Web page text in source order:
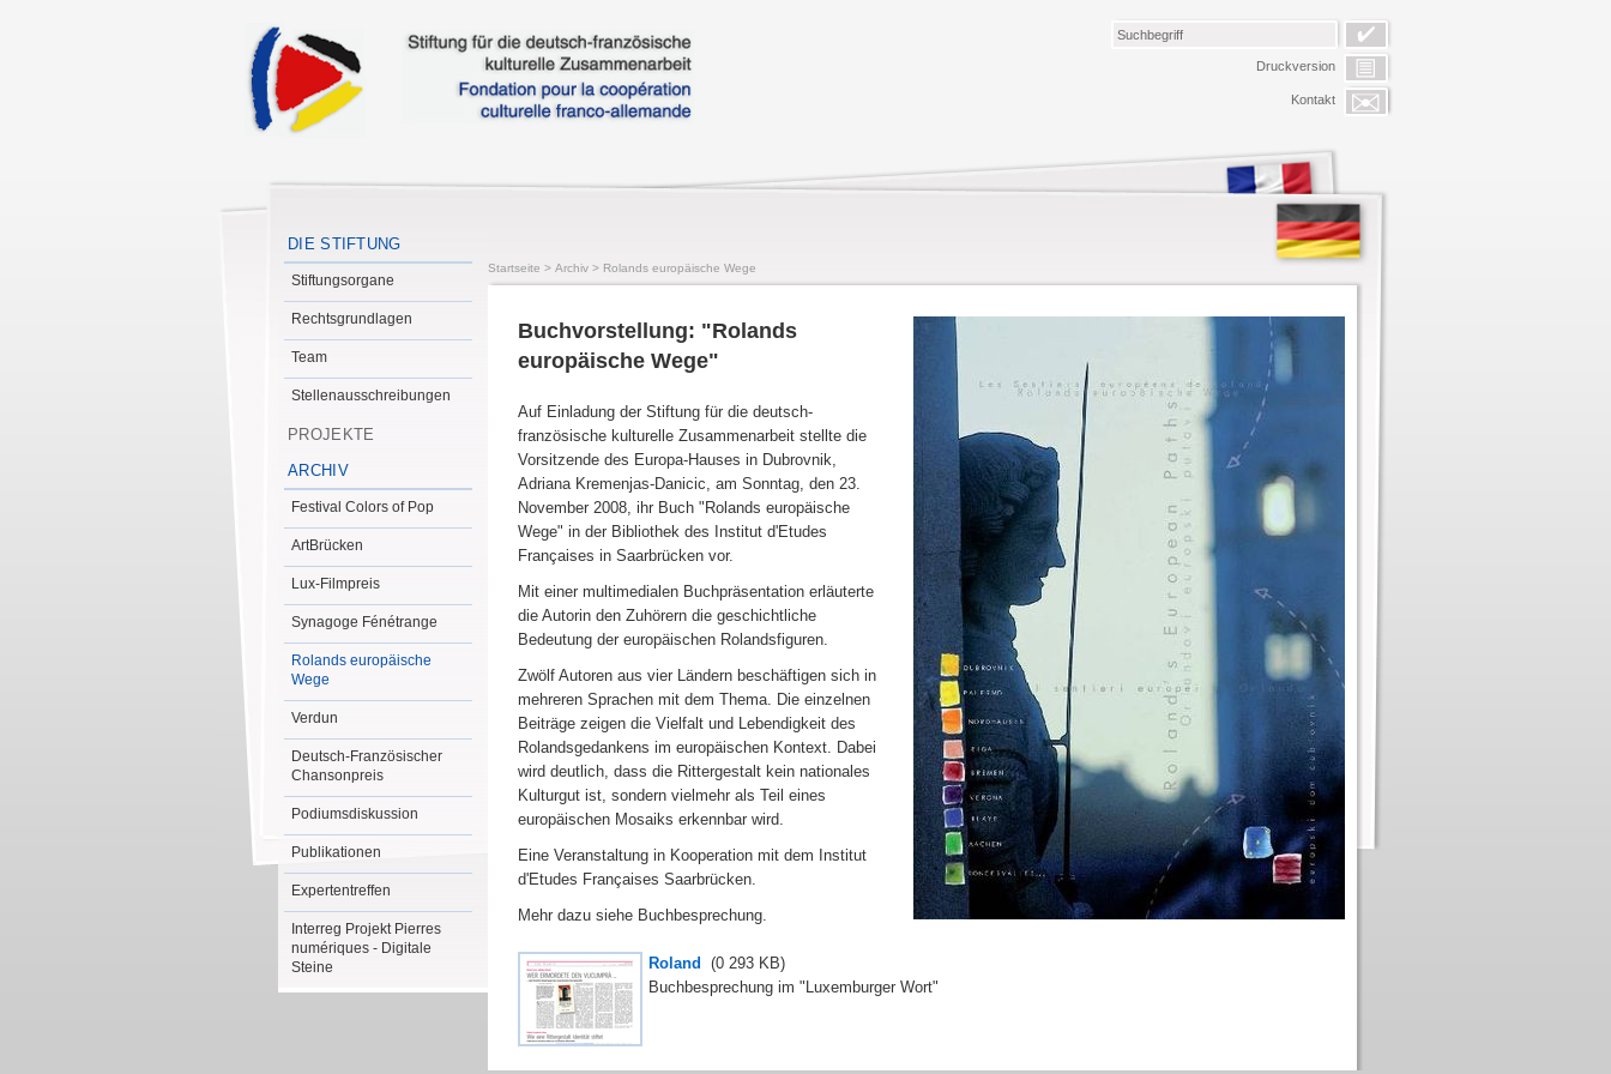
Druckversion
Kontakt
DIE STIFTUNG
Stiftungsorgane
Rechtsgrundlagen
Team
Stellenausschreibungen
PROJEKTE
ARCHIV
Festival Colors of Pop
ArtBrücken
Lux-Filmpreis
Synagoge Fénétrange
Rolands europäische
Wege
Verdun
Deutsch-Französischer
Chansonpreis
Podiumsdiskussion
Publikationen
Expertentreffen
Interreg Projekt Pierres
numériques - Digitale
Steine
Startseite > Archiv > Rolands europäische Wege
Buchvorstellung: "Rolands
europäische Wege"
Auf Einladung der Stiftung für die deutsch-
französische kulturelle Zusammenarbeit stellte die
Vorsitzende des Europa-Hauses in Dubrovnik,
Adriana Kremenjas-Danicic, am Sonntag, den 23.
November 2008, ihr Buch "Rolands europäische
Wege" in der Bibliothek des Institut d'Etudes
Françaises in Saarbrücken vor.
Mit einer multimedialen Buchpräsentation erläuterte
die Autorin den Zuhörern die geschichtliche
Bedeutung der europäischen Rolandsfiguren.
Zwölf Autoren aus vier Ländern beschäftigen sich in
mehreren Sprachen mit dem Thema. Die einzelnen
Beiträge zeigen die Vielfalt und Lebendigkeit des
Rolandsgedankens im europäischen Kontext. Dabei
wird deutlich, dass die Rittergestalt kein nationales
Kulturgut ist, sondern vielmehr als Teil eines
europäischen Mosaiks erkennbar wird.
Eine Veranstaltung in Kooperation mit dem Institut
d'Etudes Françaises Saarbrücken.
Mehr dazu siehe Buchbesprechung.
Roland (0 293 KB)
Buchbesprechung im "Luxemburger Wort"